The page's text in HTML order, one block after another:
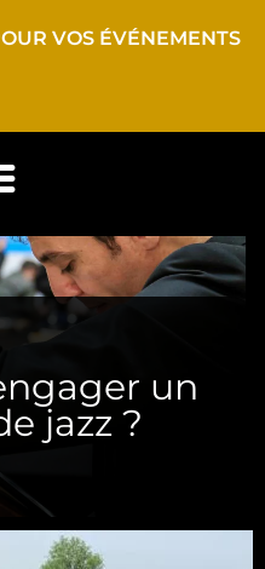
VOS ÉVÉNEMENTS
un
jazz ?